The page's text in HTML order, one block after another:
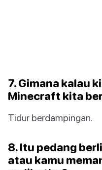
7. Gimana kalau
Minecraft kita
Tidur berdampingan.
8. Itu pedang
atau kamu